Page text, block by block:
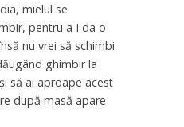
mielul se
pentru a-i da o
nu vrei să schimbi
ghimbir la
să ai aproape acest
după masă apare